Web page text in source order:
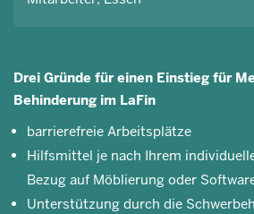
Drei Gründe für einen Einstieg für
Behinderung im LaFin
barrierefreie Arbeitsplätze
Hilfsmittel je nach Ihrem
Bezug auf Möblierung oder
Unterstützung durch die